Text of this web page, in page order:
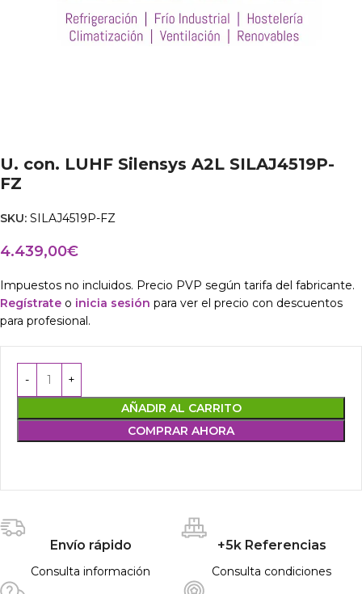
U. con. LUHF Silensys A2L SILAJ4519P-
FZ
SKU: SILAJ4519P-FZ
4.439,00€
Impuestos no incluidos. Precio PVP según tarifa del fabricante.
Regístrate o inicia sesión para ver el precio con descuentos
para profesional.
AÑADIR AL CARRITO
COMPRAR AHORA
Envío rápido
Consulta información
+5k Referencias
Consulta condiciones